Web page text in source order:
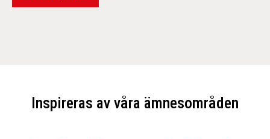
Inspireras av våra ämnesområden